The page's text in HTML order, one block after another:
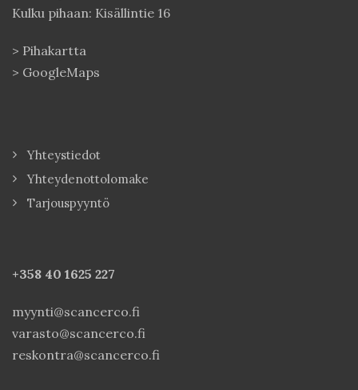
Kulku pihaan: Kisällintie 16
> Pihakartta
> GoogleMaps
Yhteystiedot
Yhteydenottolomake
Tarjouspyyntö
+358 40 1625 227
myynti@scancerco.fi
varasto@scancerco.fi
reskontra@scancerco.fi